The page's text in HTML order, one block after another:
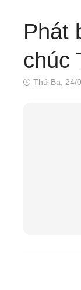
Phát
chúc
Thứ Ba, 24/